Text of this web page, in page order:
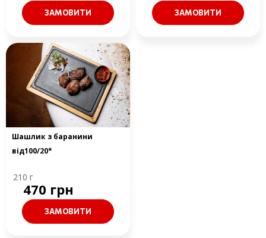
ЗАМОВИТИ ЗАМОВИТИ
Шашлик з баранини
від100/20*
210 г
470 грн
ЗАМОВИТИ